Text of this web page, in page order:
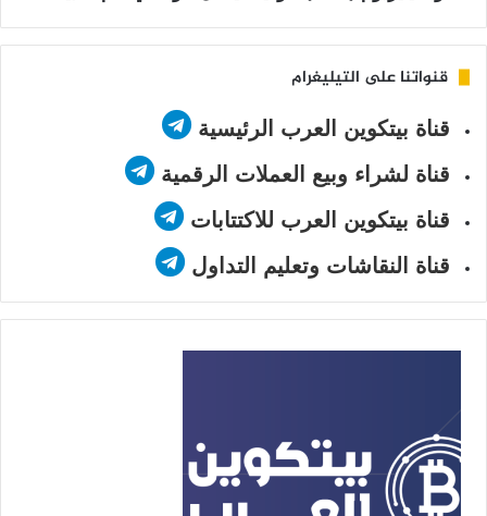
قنواتنا على التيليغرام
قناة بيتكوين العرب الرئيسية
قناة لشراء وبيع العملات الرقمية
قناة بيتكوين العرب للاكتتابات
قناة النقاشات وتعليم التداول